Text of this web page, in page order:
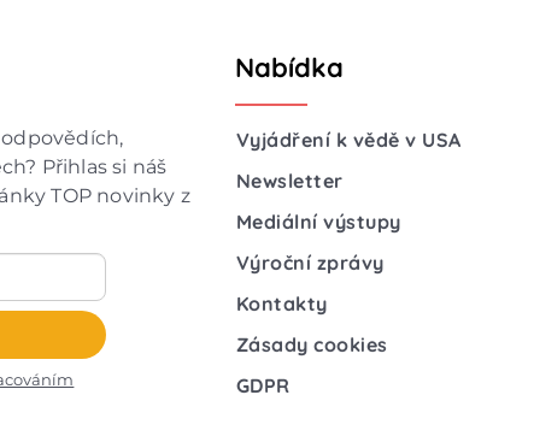
Přihlas si náš
TOP novinky z
Nabídka
Vyjádření k vědě v USA
Newsletter
Mediální výstupy
Výroční zprávy
Kontakty
Zásady cookies
GDPR